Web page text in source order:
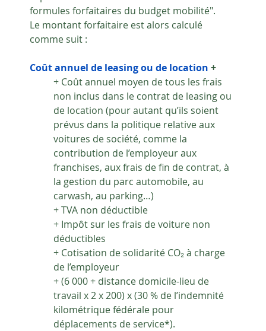
formules forfaitaires du budget mobilité".
Le montant forfaitaire est alors calculé
comme suit :
Coût annuel de leasing ou de location +
+ Coût annuel moyen de tous les frais
non inclus dans le contrat de leasing ou
de location (pour autant qu’ils soient
prévus dans la politique relative aux
voitures de société, comme la
contribution de l’employeur aux
franchises, aux frais de fin de contrat, à
la gestion du parc automobile, au
carwash, au parking…)
+ TVA non déductible
+ Impôt sur les frais de voiture non
déductibles
+ Cotisation de solidarité CO₂ à charge
de l’employeur
+ (6 000 + distance domicile-lieu de
travail x 2 x 200) x (30 % de l’indemnité
kilométrique fédérale pour
déplacements de service*).